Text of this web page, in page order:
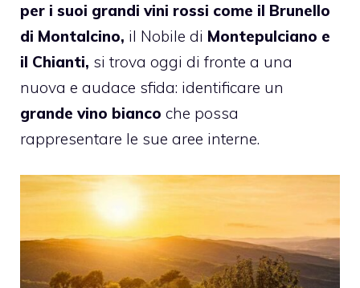
per i suoi grandi vini rossi come il Brunello
di Montalcino, il Nobile di Montepulciano e
il Chianti, si trova oggi di fronte a una
nuova e audace sfida: identificare un
grande vino bianco che possa
rappresentare le sue aree interne.